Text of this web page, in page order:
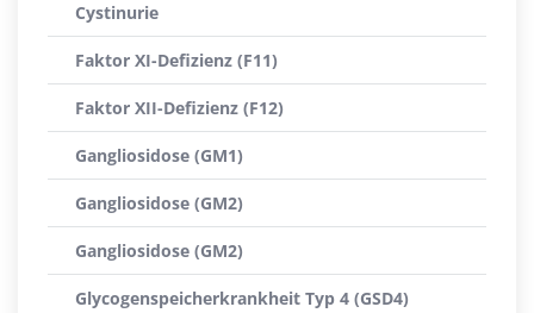
Cystinurie
Faktor XI-Defizienz (F11)
Faktor XII-Defizienz (F12)
Gangliosidose (GM1)
Gangliosidose (GM2)
Gangliosidose (GM2)
Glycogenspeicherkrankheit Typ 4 (GSD4)